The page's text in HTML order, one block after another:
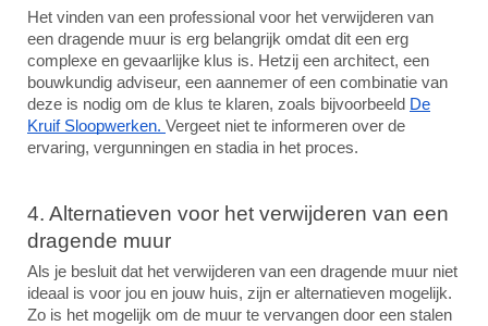
Het vinden van een professional voor het verwijderen van
een dragende muur is erg belangrijk omdat dit een erg
complexe en gevaarlijke klus is. Hetzij een architect, een
bouwkundig adviseur, een aannemer of een combinatie van
deze is nodig om de klus te klaren, zoals bijvoorbeeld De
Kruif Sloopwerken. Vergeet niet te informeren over de
ervaring, vergunningen en stadia in het proces.
4. Alternatieven voor het verwijderen van een
dragende muur
Als je besluit dat het verwijderen van een dragende muur niet
ideaal is voor jou en jouw huis, zijn er alternatieven mogelijk.
Zo is het mogelijk om de muur te vervangen door een stalen